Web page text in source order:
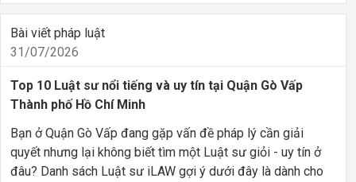
Bài viết pháp luật
31/07/2026
Top 10 Luật sư nổi tiếng và uy tín tại Quận Gò Vấp
Thành phố Hồ Chí Minh
Bạn ở Quận Gò Vấp đang gặp vấn đề pháp lý cần giải
quyết nhưng lại không biết tìm một Luật sư giỏi - uy tín ở
đâu? Danh sách Luật sư iLAW gợi ý dưới đây là dành cho